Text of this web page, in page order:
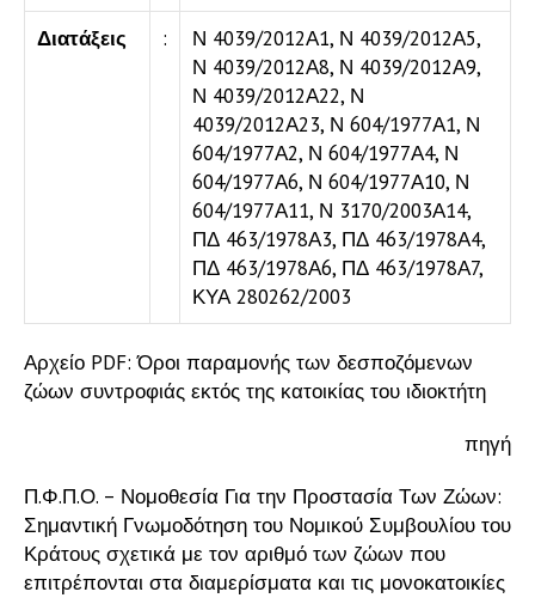
Διατάξεις :
Ν 4039/2012Α1, Ν 4039/2012Α5,
Ν 4039/2012Α8, Ν 4039/2012Α9,
Ν 4039/2012Α22, Ν
4039/2012Α23, Ν 604/1977Α1, Ν
604/1977Α2, Ν 604/1977Α4, Ν
604/1977Α6, Ν 604/1977Α10, Ν
604/1977Α11, Ν 3170/2003Α14,
ΠΔ 463/1978Α3, ΠΔ 463/1978Α4,
ΠΔ 463/1978Α6, ΠΔ 463/1978Α7,
ΚΥΑ 280262/2003
Αρχείο PDF:Όροι παραμονής των δεσποζόμενων
ζώων συντροφιάς εκτός της κατοικίας του ιδιοκτήτη
πηγή
Π.Φ.Π.Ο. – Νομοθεσία Για την Προστασία Των Ζώων:
Σημαντική Γνωμοδότηση του Νομικού Συμβουλίου του
Κράτους σχετικά με τον αριθμό των ζώων που
επιτρέπονται στα διαμερίσματα και τις μονοκατοικίες